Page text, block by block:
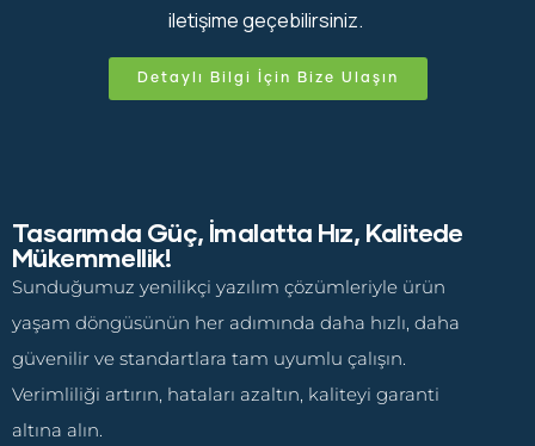
iletişime geçebilirsiniz.
Detaylı Bilgi İçin Bize Ulaşın
Tasarımda Güç, İmalatta Hız, Kalitede
Mükemmellik!
Sunduğumuz yenilikçi yazılım çözümleriyle ürün
yaşam döngüsünün her adımında daha hızlı, daha
güvenilir ve standartlara tam uyumlu çalışın.
Verimliliği artırın, hataları azaltın, kaliteyi garanti
altına alın.